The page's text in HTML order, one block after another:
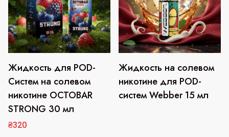
Жидкость для POD-
Систем на солевом
никотине OCTOBAR
STRONG 30 мл
₴320
Этот
товар
имеет
несколько
вариаций.
Опции
Жидкость на солевом
никотине для POD-
систем Webber 15 мл